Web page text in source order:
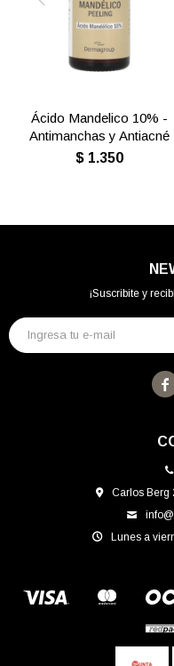
Ácido Mandelico 10% -
Antimanchas y Antiacné
$ 1.350
Carlos Berg
Lunes a
¡Suscribite y
